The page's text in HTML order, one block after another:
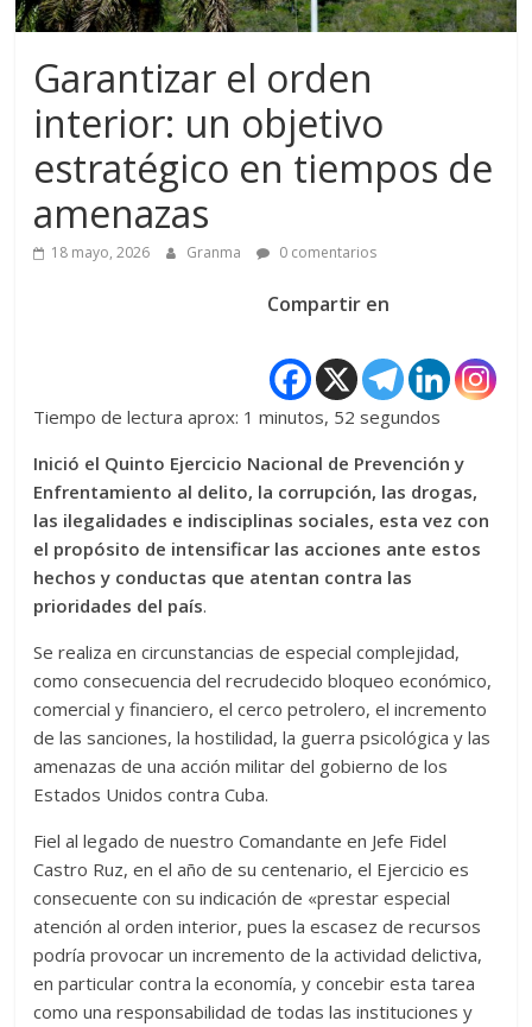
Garantizar el orden
interior: un objetivo
estratégico en tiempos de
amenazas
18 mayo, 2026 Granma 0 comentarios
Compartir en
Tiempo de lectura aprox: 1 minutos, 52 segundos
Inició el Quinto Ejercicio Nacional de Prevención y
Enfrentamiento al delito, la corrupción, las drogas,
las ilegalidades e indisciplinas sociales, esta vez con
el propósito de intensificar las acciones ante estos
hechos y conductas que atentan contra las
prioridades del país.
Se realiza en circunstancias de especial complejidad,
como consecuencia del recrudecido bloqueo económico,
comercial y financiero, el cerco petrolero, el incremento
de las sanciones, la hostilidad, la guerra psicológica y las
amenazas de una acción militar del gobierno de los
Estados Unidos contra Cuba.
Fiel al legado de nuestro Comandante en Jefe Fidel
Castro Ruz, en el año de su centenario, el Ejercicio es
consecuente con su indicación de «prestar especial
atención al orden interior, pues la escasez de recursos
podría provocar un incremento de la actividad delictiva,
en particular contra la economía, y concebir esta tarea
como una responsabilidad de todas las instituciones y